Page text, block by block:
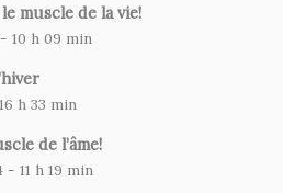
muscle de la vie!
10 h 09 min
h 33 min
de l’âme!
- 11 h 19 min